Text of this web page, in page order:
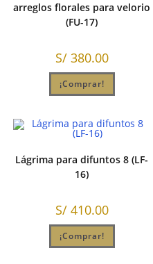
arreglos florales para velorio
(FU-17)
S/380.00
¡Comprar!
Lágrima para difuntos 8 (LF-
16)
S/410.00
¡Comprar!